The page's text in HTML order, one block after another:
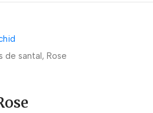
de santal, Rose